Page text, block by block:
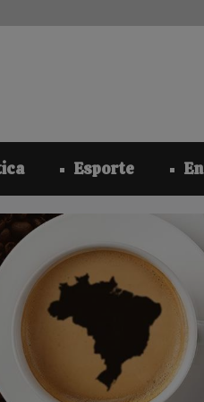
Esporte